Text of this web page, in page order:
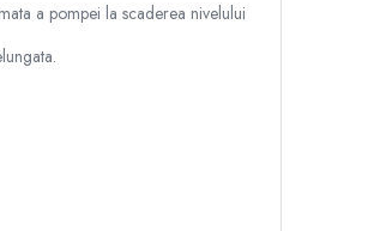
a pompei la scaderea nivelului